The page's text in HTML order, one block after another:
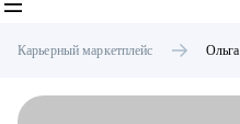
Карьерный маркетплейс Ольга